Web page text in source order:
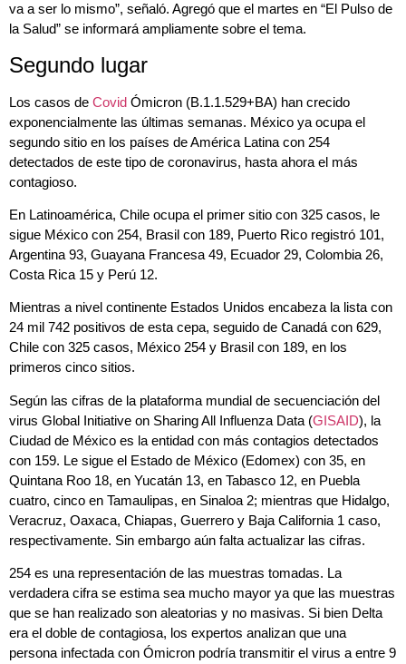
va a ser lo mismo”, señaló. Agregó que el martes en “El Pulso de
la Salud” se informará ampliamente sobre el tema.
Segundo lugar
Los casos de Covid Ómicron (B.1.1.529+BA) han crecido
exponencialmente las últimas semanas. México ya ocupa el
segundo sitio en los países de América Latina con 254
detectados de este tipo de coronavirus, hasta ahora el más
contagioso.
En Latinoamérica, Chile ocupa el primer sitio con 325 casos, le
sigue México con 254, Brasil con 189, Puerto Rico registró 101,
Argentina 93, Guayana Francesa 49, Ecuador 29, Colombia 26,
Costa Rica 15 y Perú 12.
Mientras a nivel continente Estados Unidos encabeza la lista con
24 mil 742 positivos de esta cepa, seguido de Canadá con 629,
Chile con 325 casos, México 254 y Brasil con 189, en los
primeros cinco sitios.
Según las cifras de la plataforma mundial de secuenciación del
virus Global Initiative on Sharing All Influenza Data (GISAID), la
Ciudad de México es la entidad con más contagios detectados
con 159. Le sigue el Estado de México (Edomex) con 35, en
Quintana Roo 18, en Yucatán 13, en Tabasco 12, en Puebla
cuatro, cinco en Tamaulipas, en Sinaloa 2; mientras que Hidalgo,
Veracruz, Oaxaca, Chiapas, Guerrero y Baja California 1 caso,
respectivamente. Sin embargo aún falta actualizar las cifras.
254 es una representación de las muestras tomadas. La
verdadera cifra se estima sea mucho mayor ya que las muestras
que se han realizado son aleatorias y no masivas. Si bien Delta
era el doble de contagiosa, los expertos analizan que una
persona infectada con Ómicron podría transmitir el virus a entre 9